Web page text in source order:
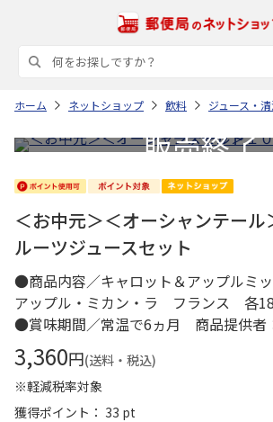
ホーム ネットショップ 飲料 ジュース・
＜お中元＞＜オーシャンテール
ルーツジュースセット
●商品内容／キャロット＆アップルミ
アップル・ミカン・ラ フランス 各
●賞味期間／常温で6ヵ月 商品提供者
3,360円(送料・税込)
※軽減税率対象
獲得ポイント： 33 pt